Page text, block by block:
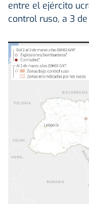
entre el ejército
control ruso, a 3